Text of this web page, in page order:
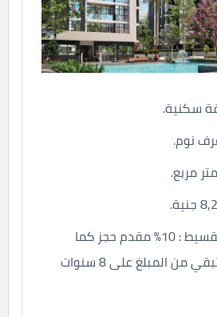
سكنية.
طرق الدفع والتقسيط : 10% مقدم حجز كما
يتم تقسيط المتبقي من المبلغ على 8 سنوات